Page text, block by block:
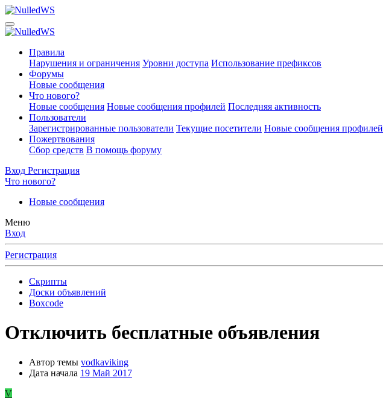
Правила
Нарушения и ограничения Уровни доступа Использование префиксов
Форумы
Новые сообщения
Что нового?
Новые сообщения Новые сообщения профилей Последняя активность
Пользователи
Зарегистрированные пользователи Текущие посетители Новые сообщения профилей
Пожертвования
Сбор средств В помощь форуму
Вход Регистрация
Что нового?
Новые сообщения
Меню
Вход
Регистрация
Скрипты
Доски объявлений
Boxcode
Отключить бесплатные объявления
Автор темы vodkaviking
Дата начала 19 Май 2017
V